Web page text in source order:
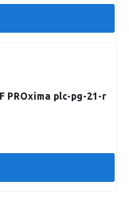
PROxima plc-pg-21-r